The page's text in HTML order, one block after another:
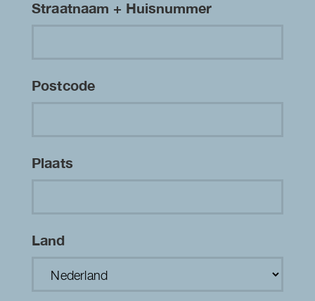
Straatnaam + Huisnummer
Postcode
Plaats
Land